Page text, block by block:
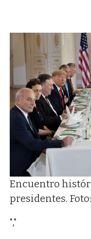
Encuentro
presidentes.
","